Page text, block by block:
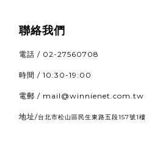
聯絡我們
電話 / 02-27560708
時間 / 10:30-19:00
電郵 / mail@winnienet.com.tw
地址/台北市松山區民生東路五段157號1樓